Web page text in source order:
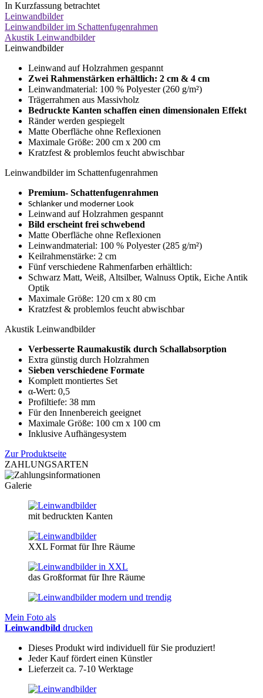
In Kurzfassung betrachtet
Leinwandbilder
Leinwandbilder im Schattenfugenrahmen
Akustik Leinwandbilder
Leinwandbilder
Leinwand auf Holzrahmen gespannt
Zwei Rahmenstärken erhältlich: 2 cm & 4 cm
Leinwandmaterial: 100 % Polyester (260 g/m²)
Trägerrahmen aus Massivholz
Bedruckte Kanten schaffen einen dimensionalen Effekt
Ränder werden gespiegelt
Matte Oberfläche ohne Reflexionen
Maximale Größe: 200 cm x 200 cm
Kratzfest & problemlos feucht abwischbar
Leinwandbilder im Schattenfugenrahmen
Premium- Schattenfugenrahmen
Schlanker und moderner Look
Leinwand auf Holzrahmen gespannt
Bild erscheint frei schwebend
Matte Oberfläche ohne Reflexionen
Leinwandmaterial: 100 % Polyester (285 g/m²)
Keilrahmenstärke: 2 cm
Fünf verschiedene Rahmenfarben erhältlich:
Schwarz Matt, Weiß, Altsilber, Walnuss Optik, Eiche Antik
Optik
Maximale Größe: 120 cm x 80 cm
Kratzfest & problemlos feucht abwischbar
Akustik Leinwandbilder
Verbesserte Raumakustik durch Schallabsorption
Extra günstig durch Holzrahmen
Sieben verschiedene Formate
Komplett montiertes Set
α-Wert: 0,5
Profiltiefe: 38 mm
Für den Innenbereich geeignet
Maximale Größe: 100 cm x 100 cm
Inklusive Aufhängesystem
Zur Produktseite
ZAHLUNGSARTEN
Galerie
mit bedruckten Kanten
XXL Format für Ihre Räume
das Großformat für Ihre Räume
Mein Foto als
Leinwandbild drucken
Dieses Produkt wird individuell für Sie produziert!
Jeder Kauf fördert einen Künstler
Lieferzeit ca. 7-10 Werktage